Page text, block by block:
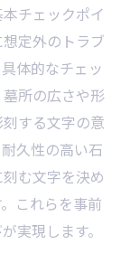
ないコツ
ポイント
の工夫
表現
インの具体
要ポイント
チェックポイ
定外のトラブ
体的なチェッ
所の広さや形
する文字の意
久性の高い石
む文字を決め
これらを事前
実現します。